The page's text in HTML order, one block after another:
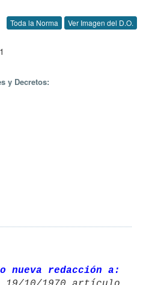
Toda la Norma Ver Imagen del D.O.
y Decretos:
redacción a: